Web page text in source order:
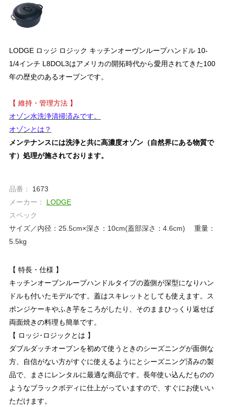
LODGE ロッジ ロジック キッチンオーヴンループハンドル 10-
1/4インチ L8DOL3はアメリカの開拓時代から愛用されてきた100
年の歴史のあるオーブンです。
【 維持・管理方法 】
オゾン水洗浄清掃済みです。
オゾンとは？
メンテナンスには洗浄と共に高濃度オゾン（自然界にある物質で
す）処理が施されております。
品番：
1673
メーカー：
LODGE
スペック
サイズ／内径：25.5cm×深さ：10cm(蓋部深さ：4.6cm) 重量：
5.5kg
【 特長・仕様 】
キッチンオーブンループハンドルタイプの蓋側が深型になりハン
ドルも付いたモデルです。蓋はスキレットとしても使えます。ス
ポンジケーキやふき芋をころがしたり、そのままひっくり返せば
両面焼きの料理も簡単です。
【 ロッジ･ロジックとは 】
ダブルダッチオーブンを初めて使うときのシーズニングが面倒な
方、自信がない方がすぐに使えるようにとシーズニング済みの製
品で、まさにレンタルに最適な商品です。長年使い込んだものの
ようなブラックボディに仕上がっていますので、すぐにお使いい
ただけます。